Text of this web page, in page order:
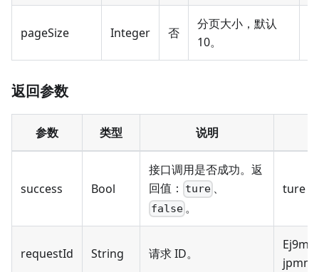
pageSize Integer 否
分页大小，默认
10。
返回参数
参数 类型 说明
success Bool
接口调用是否成功。返
回值：
ture 、
false 。
ture
requestId String 请求 ID。